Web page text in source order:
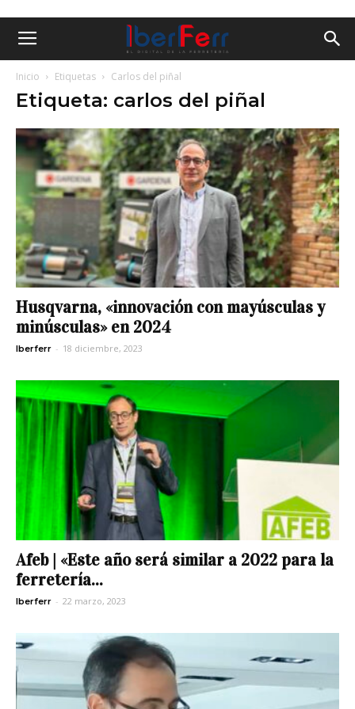
Inicio Etiquetas Carlos del piñal
Etiqueta: carlos del piñal
Husqvarna, «innovación con mayúsculas y
minúsculas» en 2024
Iberferr - 18 diciembre, 2023
Afeb | «Este año será similar a 2022 para la
ferretería...
Iberferr - 22 marzo, 2023